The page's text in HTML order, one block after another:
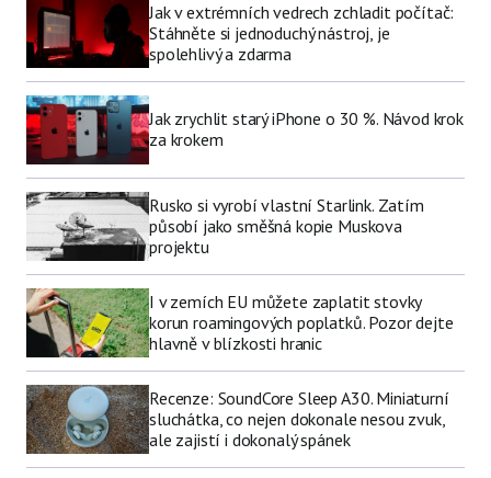
Jak v extrémních vedrech zchladit počítač:
Stáhněte si jednoduchý nástroj, je
spolehlivý a zdarma
Jak zrychlit starý iPhone o 30 %. Návod krok
za krokem
Rusko si vyrobí vlastní Starlink. Zatím
působí jako směšná kopie Muskova
projektu
I v zemích EU můžete zaplatit stovky
korun roamingových poplatků. Pozor dejte
hlavně v blízkosti hranic
Recenze: SoundCore Sleep A30. Miniaturní
sluchátka, co nejen dokonale nesou zvuk,
ale zajistí i dokonalý spánek